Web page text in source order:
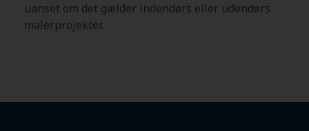
uanset om det gælder indendørs eller udendørs
malerprojekter.